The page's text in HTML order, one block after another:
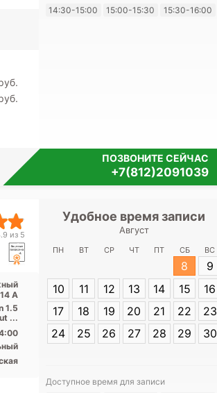
14:30-15:00
15:00-15:30 15:30-16:00
ПОЗВОНИТЕ СЕЙЧАС
+7(812)2091039
из 5
А
1.5
...
Удобное время записи
Август
ПН ВТ СР ЧТ ПТ СБ ВС
8
9
10
11 12 13 14 15
16
17
18 19 20 21 22
23
24
25 26 27 28 29 30
Доступное время для записи